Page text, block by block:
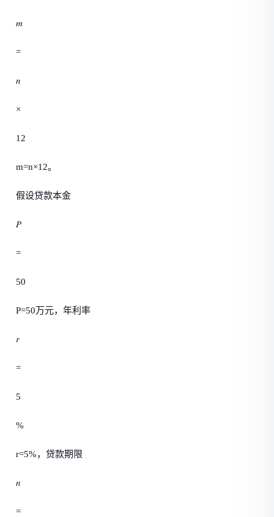
𝑚
=
𝑛
×
12
m=n×12。
假设贷款本金
𝑃
=
50
P=50万元，年利率
𝑟
=
5
%
r=5%，贷款期限
𝑛
=